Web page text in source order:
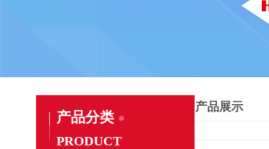
产品分类
PRODUCT
产品展示